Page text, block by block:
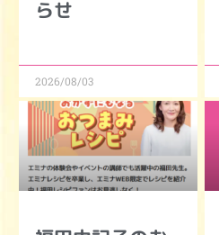
らせ
2026/08/03